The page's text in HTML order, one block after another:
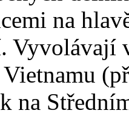
na
Vyvolávají
na